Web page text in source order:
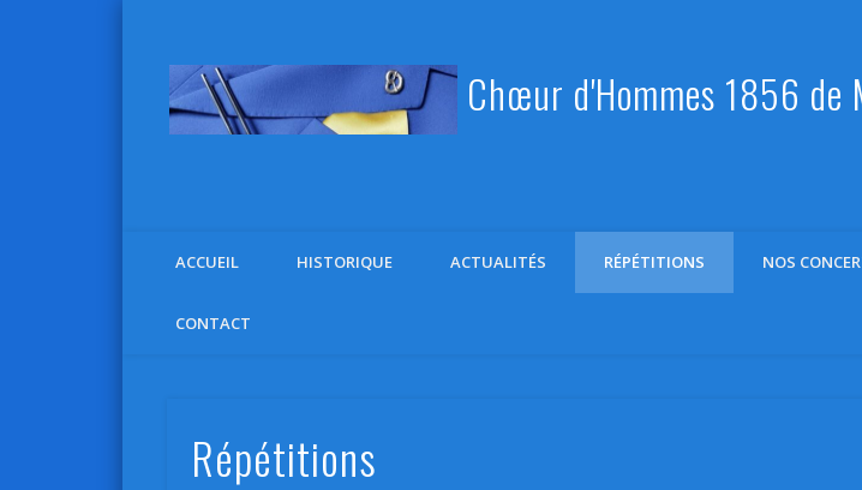
Chœur d'Hommes 1856 de
ACCUEIL HISTORIQUE ACTUALITÉS RÉPÉTITIONS NOS
CONTACT
Répétitions